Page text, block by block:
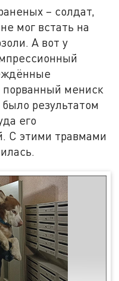
– солдат,
мог встать на
А вот у
мениск
результатом
его
С этими травмами